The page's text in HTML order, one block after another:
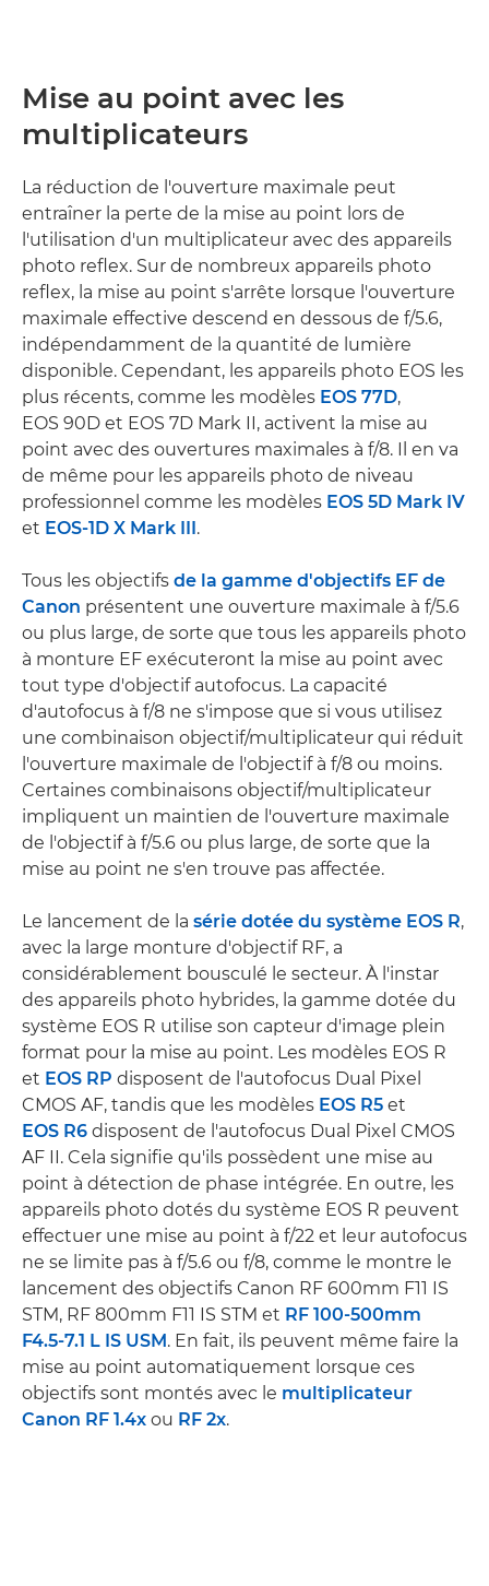
Mise au point avec les
multiplicateurs
La réduction de l'ouverture maximale peut
entraîner la perte de la mise au point lors de
l'utilisation d'un multiplicateur avec des appareils
photo reflex. Sur de nombreux appareils photo
reflex, la mise au point s'arrête lorsque l'ouverture
maximale effective descend en dessous de f/5.6,
indépendamment de la quantité de lumière
disponible. Cependant, les appareils photo EOS les
plus récents, comme les modèles EOS 77D,
EOS 90D et EOS 7D Mark II, activent la mise au
point avec des ouvertures maximales à f/8. Il en va
de même pour les appareils photo de niveau
professionnel comme les modèles EOS 5D Mark IV
et EOS-1D X Mark III.
Tous les objectifs de la gamme d'objectifs EF de
Canon présentent une ouverture maximale à f/5.6
ou plus large, de sorte que tous les appareils photo
à monture EF exécuteront la mise au point avec
tout type d'objectif autofocus. La capacité
d'autofocus à f/8 ne s'impose que si vous utilisez
une combinaison objectif/multiplicateur qui réduit
l'ouverture maximale de l'objectif à f/8 ou moins.
Certaines combinaisons objectif/multiplicateur
impliquent un maintien de l'ouverture maximale
de l'objectif à f/5.6 ou plus large, de sorte que la
mise au point ne s'en trouve pas affectée.
Le lancement de la série dotée du système EOS R,
avec la large monture d'objectif RF, a
considérablement bousculé le secteur. À l'instar
des appareils photo hybrides, la gamme dotée du
système EOS R utilise son capteur d'image plein
format pour la mise au point. Les modèles EOS R
et EOS RP disposent de l'autofocus Dual Pixel
CMOS AF, tandis que les modèles EOS R5 et
EOS R6 disposent de l'autofocus Dual Pixel CMOS
AF II. Cela signifie qu'ils possèdent une mise au
point à détection de phase intégrée. En outre, les
appareils photo dotés du système EOS R peuvent
effectuer une mise au point à f/22 et leur autofocus
ne se limite pas à f/5.6 ou f/8, comme le montre le
lancement des objectifs Canon RF 600mm F11 IS
STM, RF 800mm F11 IS STM et RF 100-500mm
F4.5-7.1 L IS USM. En fait, ils peuvent même faire la
mise au point automatiquement lorsque ces
objectifs sont montés avec le multiplicateur
Canon RF 1.4x ou RF 2x.